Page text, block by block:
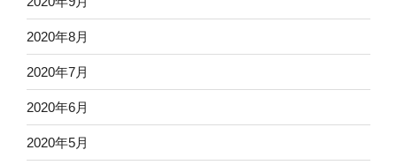
2020年8月
2020年7月
2020年6月
2020年5月